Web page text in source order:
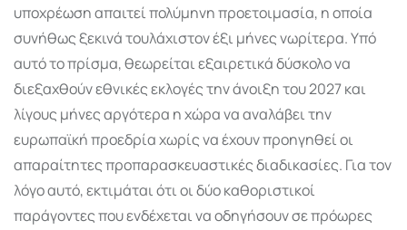
υποχρέωση απαιτεί πολύμηνη προετοιμασία, η οποία
συνήθως ξεκινά τουλάχιστον έξι μήνες νωρίτερα. Υπό
αυτό το πρίσμα, θεωρείται εξαιρετικά δύσκολο να
διεξαχθούν εθνικές εκλογές την άνοιξη του 2027 και
λίγους μήνες αργότερα η χώρα να αναλάβει την
ευρωπαϊκή προεδρία χωρίς να έχουν προηγηθεί οι
απαραίτητες προπαρασκευαστικές διαδικασίες. Για τον
λόγο αυτό, εκτιμάται ότι οι δύο καθοριστικοί
παράγοντες που ενδέχεται να οδηγήσουν σε πρόωρες